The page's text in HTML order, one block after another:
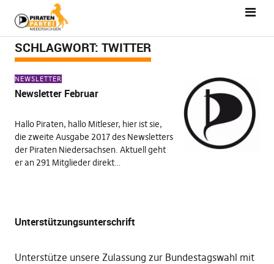
SCHLAGWORT: TWITTER
NEWSLETTER
Newsletter Februar
Hallo Piraten, hallo Mitleser, hier ist sie,
die zweite Ausgabe 2017 des Newsletters
der Piraten Niedersachsen. Aktuell geht
er an 291 Mitglieder direkt…
Unterstützungsunterschrift
Unterstütze unsere Zulassung zur Bundestagswahl mit